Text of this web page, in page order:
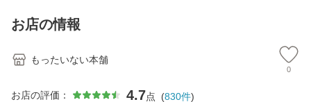
恵 藤本幸三 / 南江
堂 [単行
お店の情報
もったいない本舗
0
お店の評価： 4.7点 (830件)